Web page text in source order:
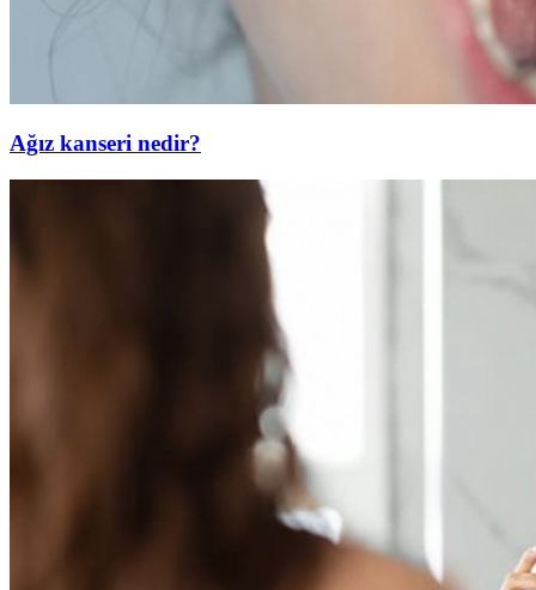
Ağız kanseri nedir?